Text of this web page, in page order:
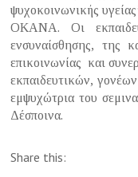
ψυχοκοινωνικής
ΟΚΑΝΑ. Οι
ενσυναίσθησης, της
επικοινωνίας και
εκπαιδευτικών,
εμψυχώτρια του
Δέσποινα.
Share this: